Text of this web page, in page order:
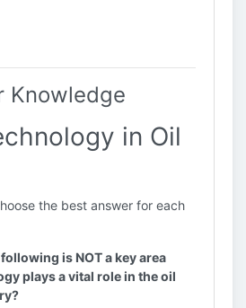
Knowledge
in Oil
the best answer for each
is NOT a key area
plays a vital role in the oil